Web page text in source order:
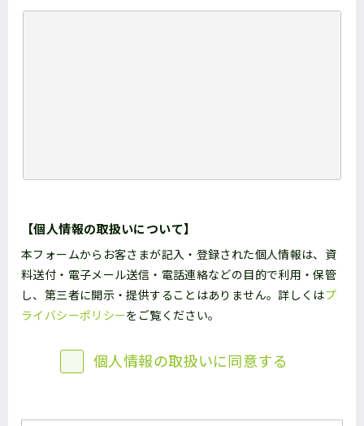
【個人情報の取扱いについて】
本フォームからお客さまが記入・登録された個人情報は、資
料送付・電子メール送信・電話連絡などの目的で利用・保管
し、第三者に開示・提供することはありません。詳しくはプ
ライバシーポリシーをご覧ください。
個人情報の取扱いに同意する